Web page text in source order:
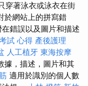
穿著泳衣或泳衣在街
於網站上的拼寫錯
錯誤以及圖片和描述
試 心得 產後護理
人工植牙 東海按摩
據，描述，圖片和其
適用於識別的個人數